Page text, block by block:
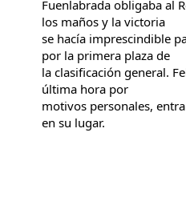
Fuenlabrada obligaba al
los maños y la victoria
se hacía imprescindible
por la primera plaza de
la clasificación general.
última hora por
motivos personales,
en su lugar.